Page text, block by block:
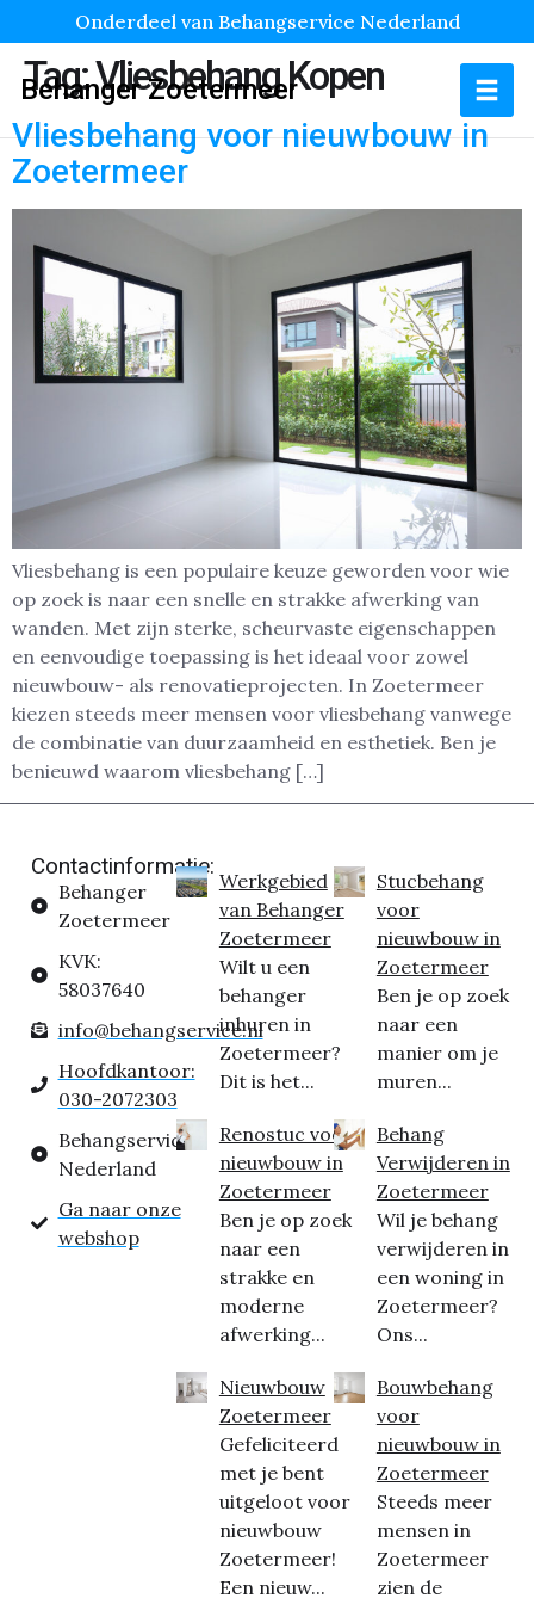
Onderdeel van Behangservice Nederland
Behanger Zoetermeer
Tag:Vliesbehang Kopen
Vliesbehang voor nieuwbouw in
Zoetermeer
Vliesbehang is een populaire keuze geworden voor wie
op zoek is naar een snelle en strakke afwerking van
wanden. Met zijn sterke, scheurvaste eigenschappen
en eenvoudige toepassing is het ideaal voor zowel
nieuwbouw- als renovatieprojecten. In Zoetermeer
kiezen steeds meer mensen voor vliesbehang vanwege
de combinatie van duurzaamheid en esthetiek. Ben je
benieuwd waarom vliesbehang […]
Contactinformatie:
Behanger
Zoetermeer
KVK:
58037640
info@behangservice.nl
Hoofdkantoor:
030-2072303
Behangservice
Nederland
Ga naar onze
webshop
Werkgebied
van Behanger
Zoetermeer
Wilt u een
behanger
inhuren in
Zoetermeer?
Dit is het...
Renostuc voor
nieuwbouw in
Zoetermeer
Ben je op zoek
naar een
strakke en
moderne
afwerking...
Nieuwbouw
Zoetermeer
Gefeliciteerd
met je bent
uitgeloot voor
nieuwbouw
Zoetermeer!
Een nieuw...
Stucbehang
voor
nieuwbouw in
Zoetermeer
Ben je op zoek
naar een
manier om je
muren...
Behang
Verwijderen in
Zoetermeer
Wil je behang
verwijderen in
een woning in
Zoetermeer?
Ons...
Bouwbehang
voor
nieuwbouw in
Zoetermeer
Steeds meer
mensen in
Zoetermeer
zien de